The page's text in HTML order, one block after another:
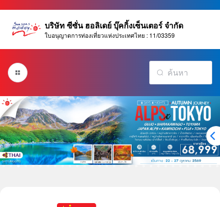
บริษัท ซีซั่น ฮอลิเดย์ บุ๊คกิ้งเซ็นเตอร์ จำกัด
ใบอนุญาตการท่องเที่ยวแห่งประเทศไทย : 11/03359